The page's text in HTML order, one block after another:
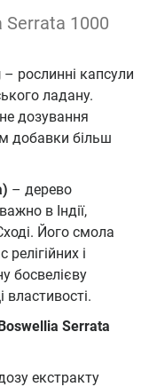
Serrata 1000
– рослинні капсули
ладану.
дозування
добавки більш
– дерево
в Індії,
Його смола
і
босвелієву
властивості.
Serrata
екстракту